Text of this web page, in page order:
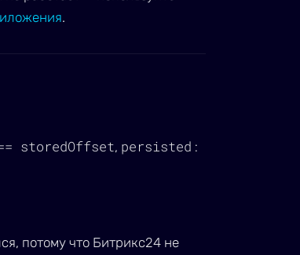
.
storedOffset, persisted:
потому что Битрикс24 не